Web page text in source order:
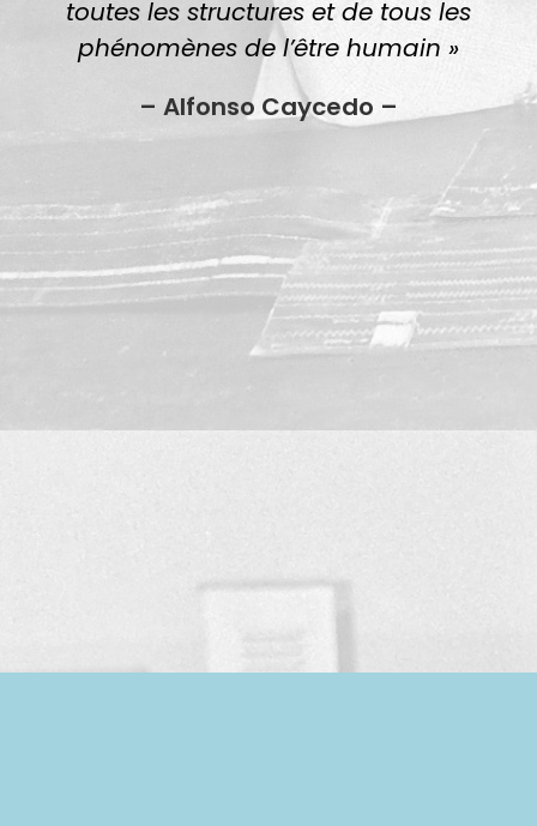
toutes les structures et de tous les
phénomènes de l’être humain »
– Alfonso Caycedo –